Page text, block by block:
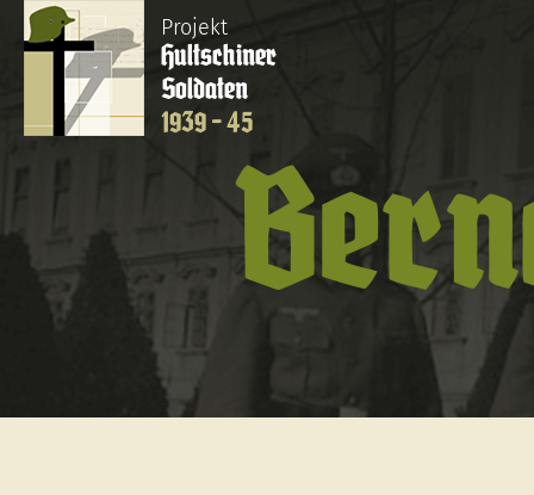
Projekt
Hultschiner
Soldaten
1939 - 45